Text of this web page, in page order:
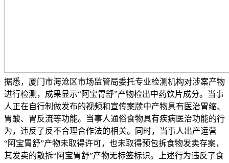
据悉，厦门市海沧区市场监管局委托专业检测机构对涉案产物
进行检测，成果显示“阿宝胃舒”产物检出中药饮片成分。当事
人正在自行制做发布的视频和宣传案牍中产物具有医治胃缩、
胃酸、胃反流等功能。当事人通俗食物具有疾病医治功能的行
为，违反了反不合理合作法的相关。同时，当事人出产运营
“阿宝胃舒”产物未取得许可，也未取得预包拆食物发卖存案，
其发卖的散拆“阿宝胃舒”产物无标签标识。上述行为违反了食